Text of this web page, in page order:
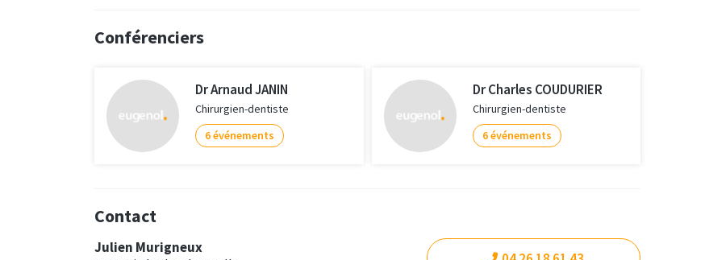
Conférenciers
Dr Arnaud JANIN
Chirurgien-dentiste
6 événements
Dr Charles COUDURIER
Chirurgien-dentiste
6 événements
Contact
Julien Murigneux